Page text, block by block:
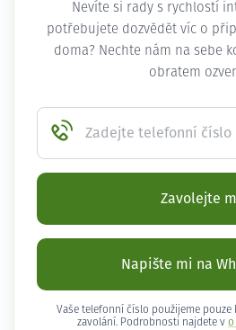
Nevíte si rady s rychlostí
potřebujete dozvědět víc o
doma? Nechte nám na sebe
obratem
Zadejte telefonní číslo
Zavolejte
Napište mi na
Vaše telefonní číslo použijeme pouze
zavolání. Podrobnosti najdete v o